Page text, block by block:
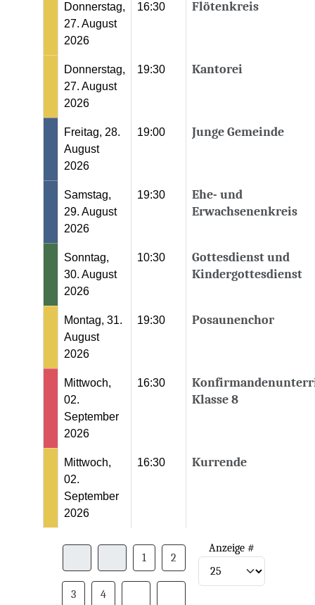
Donnerstag,
27. August
2026
16:30 Flötenkreis
Donnerstag,
27. August
2026
19:30 Kantorei
Freitag, 28.
August
2026
19:00 Junge Gemeinde
Samstag,
29. August
2026
19:30
Ehe- und
Erwachsenenkreis
Sonntag,
30. August
2026
10:30
Gottesdienst und
Kindergottesdienst
Montag, 31.
August
2026
19:30 Posaunenchor
Mittwoch,
02.
September
2026
16:30
Klasse 8
Mittwoch,
02.
September
2026
16:30 Kurrende
Limite der Paginierungsliste Anzeige #
1 2
3 4